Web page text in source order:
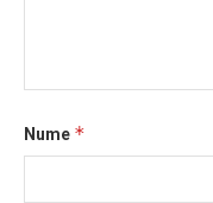
Nume *